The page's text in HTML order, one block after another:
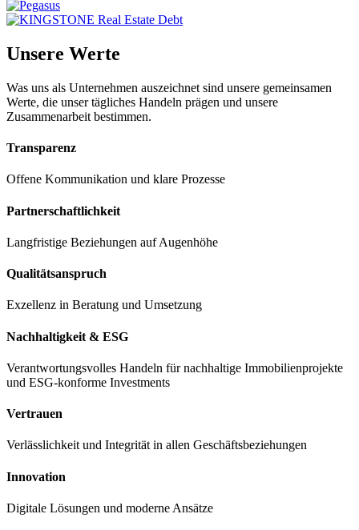
Unsere Werte
Was uns als Unternehmen auszeichnet sind unsere gemeinsamen
Werte, die unser tägliches Handeln prägen und unsere
Zusammenarbeit bestimmen.
Transparenz
Offene Kommunikation und klare Prozesse
Partnerschaftlichkeit
Langfristige Beziehungen auf Augenhöhe
Qualitätsanspruch
Exzellenz in Beratung und Umsetzung
Nachhaltigkeit & ESG
Verantwortungsvolles Handeln für nachhaltige Immobilienprojekte
und ESG-konforme Investments
Vertrauen
Verlässlichkeit und Integrität in allen Geschäftsbeziehungen
Innovation
Digitale Lösungen und moderne Ansätze